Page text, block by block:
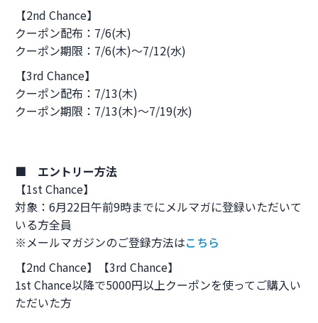
【2nd Chance】
クーポン配布：7/6(木)
クーポン期限：7/6(木)～7/12(水)
【3rd Chance】
クーポン配布：7/13(木)
クーポン期限：7/13(木)～7/19(水)
■ エントリー方法
【1st Chance】
対象：6月22日午前9時までにメルマガに登録いただいて
いる方全員
※メールマガジンのご登録方法はこちら
【2nd Chance】【3rd Chance】
1st Chance以降で5000円以上クーポンを使ってご購入い
ただいた方